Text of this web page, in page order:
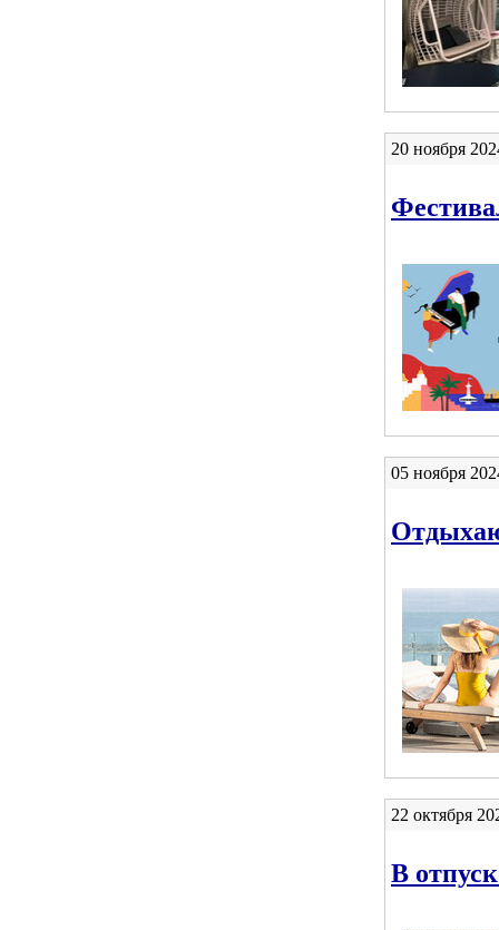
20 ноября
05 ноября
22 октября
В